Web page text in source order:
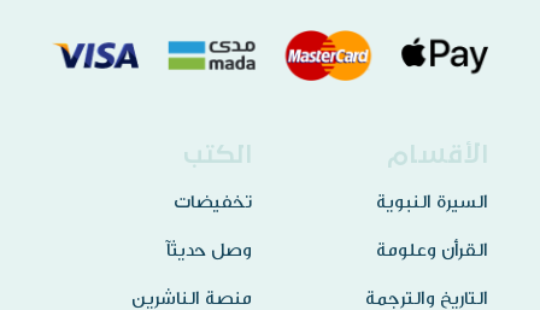
الأقسام
السيرة النبوية
القرأن وعلومة
التاريخ والترجمة
الكتب
تخفيضات
وصل حديثآ
منصة الناشرين